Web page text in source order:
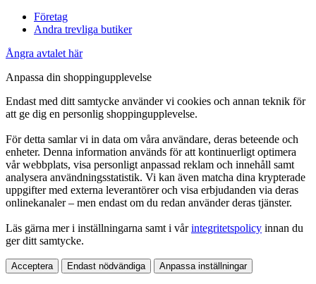
Företag
Andra trevliga butiker
Ångra avtalet här
Anpassa din shoppingupplevelse
Endast med ditt samtycke använder vi cookies och annan teknik för
att ge dig en personlig shoppingupplevelse.
För detta samlar vi in data om våra användare, deras beteende och
enheter. Denna information används för att kontinuerligt optimera
vår webbplats, visa personligt anpassad reklam och innehåll samt
analysera användningsstatistik. Vi kan även matcha dina krypterade
uppgifter med externa leverantörer och visa erbjudanden via deras
onlinekanaler – men endast om du redan använder deras tjänster.
Läs gärna mer i inställningarna samt i vårintegritetspolicy innan du
ger ditt samtycke.
Acceptera Endast nödvändiga Anpassa inställningar